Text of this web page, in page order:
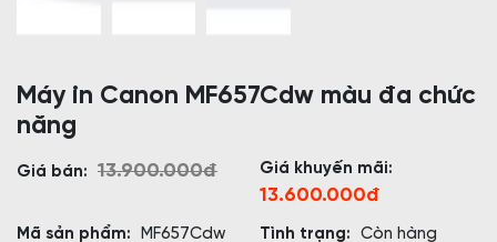
Máy in Canon MF657Cdw màu đa chức
năng
Giá bán: 13.900.000đ Giá khuyến mãi:
13.600.000đ
Mã sản phẩm: MF657Cdw Tình trạng:
Còn hàng